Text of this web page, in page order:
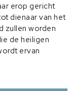
erop gericht
dienaar van het
zullen worden
de heiligen
ervan
is van het
gezien als niet
blijft de vraag